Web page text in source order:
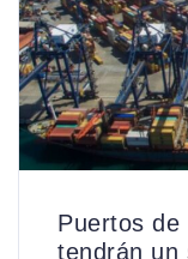
Puertos de
tendrán un